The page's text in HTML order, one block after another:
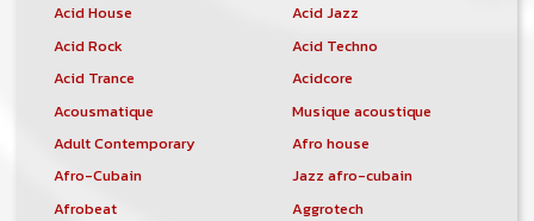
Acid House
Acid Jazz
Acid Rock
Acid Techno
Acid Trance
Acidcore
Acousmatique
Musique acoustique
Adult Contemporary
Afro house
Afro-Cubain
Jazz afro-cubain
Afrobeat
Aggrotech